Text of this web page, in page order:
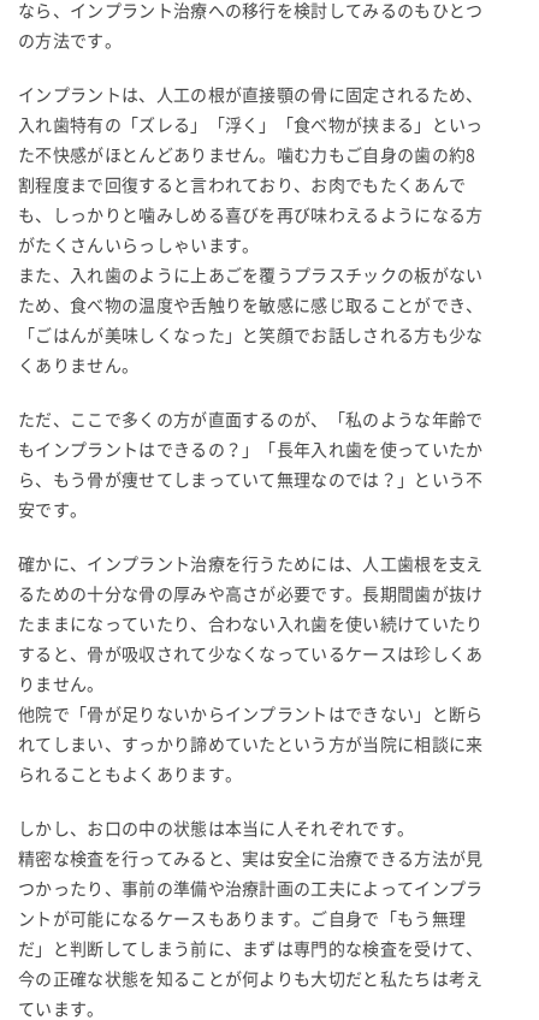
なら、インプラント治療への移行を検討してみるのもひとつ
の方法です。
インプラントは、人工の根が直接顎の骨に固定されるため、
入れ歯特有の「ズレる」「浮く」「食べ物が挟まる」といっ
た不快感がほとんどありません。噛む力もご自身の歯の約8
割程度まで回復すると言われており、お肉でもたくあんで
も、しっかりと噛みしめる喜びを再び味わえるようになる方
がたくさんいらっしゃいます。
また、入れ歯のように上あごを覆うプラスチックの板がない
ため、食べ物の温度や舌触りを敏感に感じ取ることができ、
「ごはんが美味しくなった」と笑顔でお話しされる方も少な
くありません。
ただ、ここで多くの方が直面するのが、「私のような年齢で
もインプラントはできるの？」「長年入れ歯を使っていたか
ら、もう骨が痩せてしまっていて無理なのでは？」という不
安です。
確かに、インプラント治療を行うためには、人工歯根を支え
るための十分な骨の厚みや高さが必要です。長期間歯が抜け
たままになっていたり、合わない入れ歯を使い続けていたり
すると、骨が吸収されて少なくなっているケースは珍しくあ
りません。
他院で「骨が足りないからインプラントはできない」と断ら
れてしまい、すっかり諦めていたという方が当院に相談に来
られることもよくあります。
しかし、お口の中の状態は本当に人それぞれです。
精密な検査を行ってみると、実は安全に治療できる方法が見
つかったり、事前の準備や治療計画の工夫によってインプラ
ントが可能になるケースもあります。ご自身で「もう無理
だ」と判断してしまう前に、まずは専門的な検査を受けて、
今の正確な状態を知ることが何よりも大切だと私たちは考え
ています。